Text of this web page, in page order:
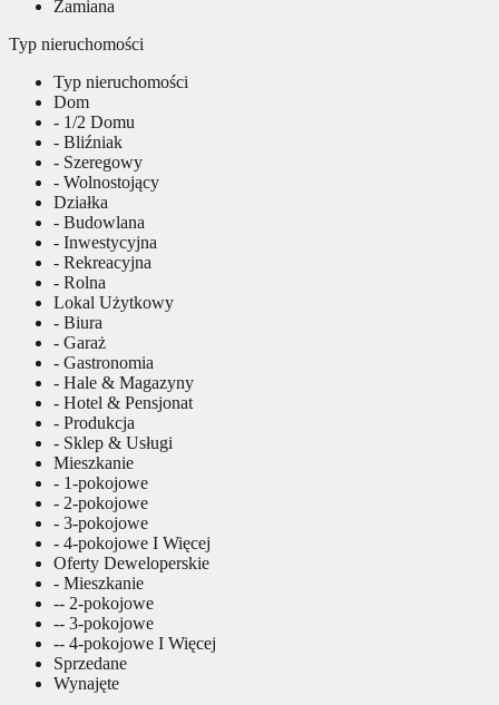
Zamiana
Typ nieruchomości
Typ nieruchomości
Dom
- 1/2 Domu
- Bliźniak
- Szeregowy
- Wolnostojący
Działka
- Budowlana
- Inwestycyjna
- Rekreacyjna
- Rolna
Lokal Użytkowy
- Biura
- Garaż
- Gastronomia
- Hale & Magazyny
- Hotel & Pensjonat
- Produkcja
- Sklep & Usługi
Mieszkanie
- 1-pokojowe
- 2-pokojowe
- 3-pokojowe
- 4-pokojowe I Więcej
Oferty Deweloperskie
- Mieszkanie
-- 2-pokojowe
-- 3-pokojowe
-- 4-pokojowe I Więcej
Sprzedane
Wynajęte